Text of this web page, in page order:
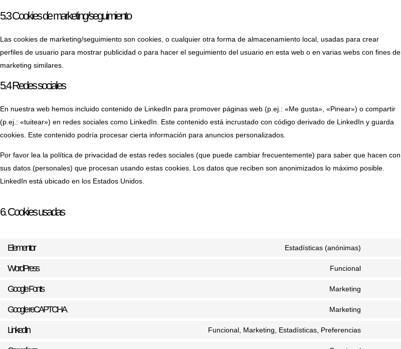
5.3 Cookies de marketing/seguimiento
Las cookies de marketing/seguimiento son cookies, o cualquier otra forma de almacenamiento local, usadas para crear
perfiles de usuario para mostrar publicidad o para hacer el seguimiento del usuario en esta web o en varias webs con fines de
marketing similares.
5.4 Redes sociales
En nuestra web hemos incluido contenido de LinkedIn para promover páginas web (p.ej.: «Me gusta», «Pinear») o compartir
(p.ej.: «tuitear») en redes sociales como LinkedIn. Este contenido está incrustado con código derivado de LinkedIn y guarda
cookies. Este contenido podría procesar cierta información para anuncios personalizados.
Por favor lea la política de privacidad de estas redes sociales (que puede cambiar frecuentemente) para saber que hacen con
sus datos (personales) que procesan usando estas cookies. Los datos que reciben son anonimizados lo máximo posible.
LinkedIn está ubicado en los Estados Unidos.
6. Cookies usadas
Elementor Estadísticas (anónimas)
WordPress Funcional
Google Fonts Marketing
Google reCAPTCHA Marketing
LinkedIn Funcional, Marketing, Estadísticas, Preferencias